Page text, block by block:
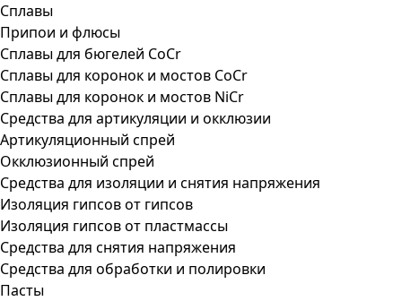
Сплавы
Припои и флюсы
Сплавы для бюгелей CoCr
Сплавы для коронок и мостов CoCr
Сплавы для коронок и мостов NiCr
Средства для артикуляции и окклюзии
Артикуляционный спрей
Окклюзионный спрей
Средства для изоляции и снятия напряжения
Изоляция гипсов от гипсов
Изоляция гипсов от пластмассы
Средства для снятия напряжения
Средства для обработки и полировки
Пасты